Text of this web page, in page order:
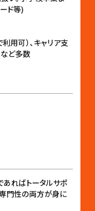
ド等)
用可）、キャリア支
ど多数
あればトータルサポ
専門性の両方が身に